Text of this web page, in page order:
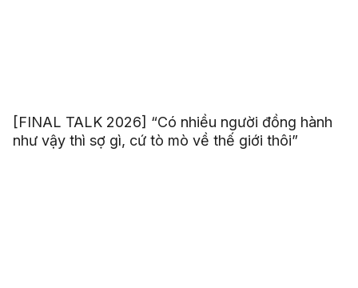
[FINAL TALK 2026] “Có nhiều người đồng hành
như vậy thì sợ gì, cứ tò mò về thế giới thôi”